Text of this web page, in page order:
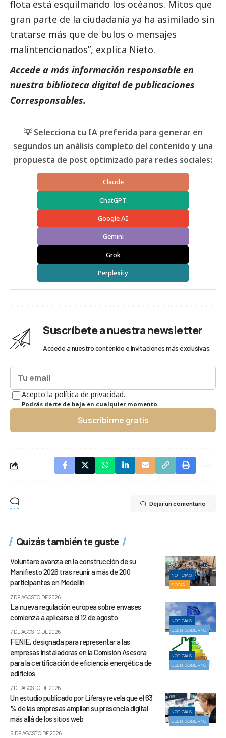
flota está esquilmando los océanos. Mitos que
gran parte de la ciudadanía ya ha asimilado sin
tratarse más que de bulos o mensajes
malintencionados”, explica Nieto.
Accede a más información responsable en
nuestra biblioteca digital de publicaciones
Corresponsables.
💡 Selecciona tu IA preferida para generar en
segundos un análisis completo del contenido y una
propuesta de post optimizado para redes sociales:
Claude
ChatGPT
Google AI
Gemini
Grok
Perplexity
Suscríbete a nuestra newsletter
Accede a nuestro contenido e invitaciones más exclusivas.
Acepto la política de privacidad.
Podrás darte de baja en cualquier momento.
Suscribirme gratis
Dejar un comentario
Quizás también te guste
NOTICIAS
SOCIAL
Voluntare avanza en la construcción de su
Manifiesto 2026 tras reunir a más de 200
participantes en Medellín
7 DE AGOSTO DE 2026
NOTICIAS
BUEN GOBIERNO
La nueva regulación europea sobre envases
comienza a aplicarse el 12 de agosto
7 DE AGOSTO DE 2026
NOTICIAS
BUEN GOBIERNO
FENIE, designada para representar a las
empresas instaladoras en la Comisión Asesora
para la certificación de eficiencia energética de
edificios
7 DE AGOSTO DE 2026
NOTICIAS
BUEN GOBIERNO
Un estudio publicado por Liferay revela que el 63
% de las empresas amplían su presencia digital
más allá de los sitios web
6 DE AGOSTO DE 2026